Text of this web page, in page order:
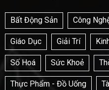
Bất Động Sản Công
Giáo Dục Giải Trí
Số Hoá Sức Khoẻ
Thực Phẩm - Đồ Uống